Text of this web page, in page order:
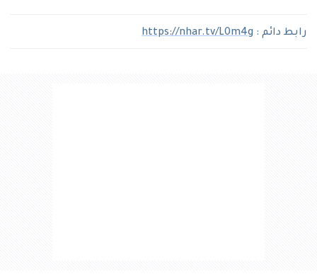
رابط دائم : https://nhar.tv/L0m4g